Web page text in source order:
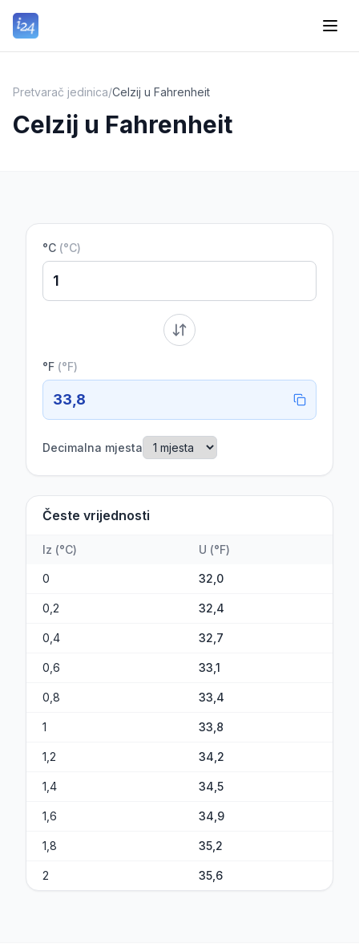
Pretvarač jedinica/Celzij u Fahrenheit
Celzij u Fahrenheit
°C (°C)
°F (°F)
33,8
Decimalna mjesta
Česte vrijednosti
Iz (°C) U (°F)
0 32,0
0,2 32,4
0,4 32,7
0,6 33,1
0,8 33,4
1 33,8
1,2 34,2
1,4 34,5
1,6 34,9
1,8 35,2
2 35,6